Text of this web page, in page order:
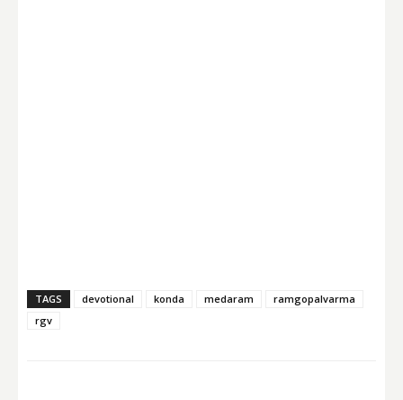
TAGS devotional konda medaram
ramgopalvarma
rgv